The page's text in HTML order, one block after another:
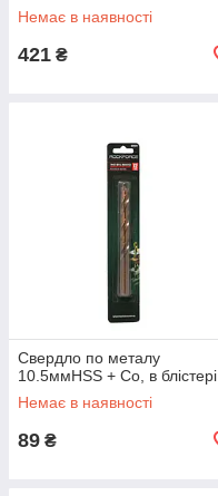
Немає в наявності
421 ₴
Свердло по металу
10.5ммHSS + Co, в блістері
Немає в наявності
89 ₴